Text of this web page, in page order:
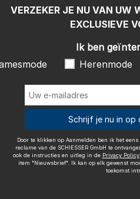
Herenmode
ADIDAS
Door te klikken op Aanmelden ben
gepersonaliseerde reclame van de
sla ik acht op en accepteer ik hierbij
, in het bijzonder de
effect naar de toekomst intrekken.
Wij
VERZEKER JE NU VAN UW
EXCLUSIEVE
Ik ben
Herenmode
Schrijf je nu in op
Door te klikken op Aanmelden ben ik het
reclame van de SCHIESSER GmbH te
ook de instructies en uitleg in de Privacy Policy
item "Nieuwsbrief". Ik kan op elk gewenst
toekomst